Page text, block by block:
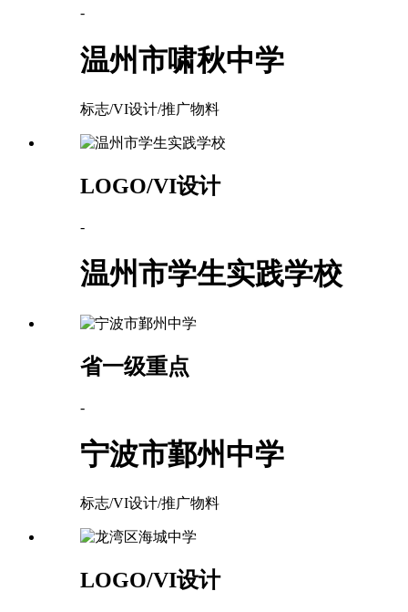
-
温州市啸秋中学
标志/VI设计/推广物料
LOGO/VI设计
-
温州市学生实践学校
省一级重点
-
宁波市鄞州中学
标志/VI设计/推广物料
LOGO/VI设计